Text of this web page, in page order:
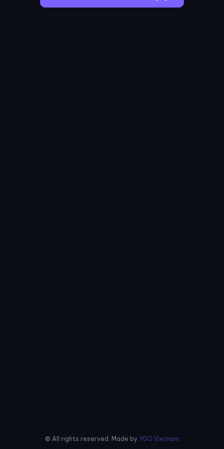
© All rights reserved. Made by YGO Vietnam